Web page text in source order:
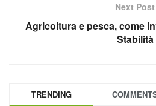
Next Post
Agricoltura e pesca, come
Stabilità
TRENDING